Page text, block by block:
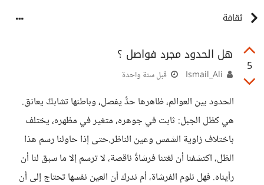
ثقافة
5
هل الحدود مجرد فواصل ؟
قبل سنة واحدة
الحدود بين العوالم، ظاهرها حدٌّ يفصل، وباطنها تشابكٌ يعانق.
هي كظل الجبل: ثابت في جوهره، متغير في مظهره، يختلف
باختلاف زاوية الشمس وعين الناظر.حتى إذا حاولنا رسم هذا
الظل، اكتشفنا أن لغتنا فرشاةٌ ناقصة، لا ترسم إلا ما سبق لنا أن
رأيناه. فهل نلوم الفرشاة، أم ندرك أن العين نفسها تحتاج إلى أن